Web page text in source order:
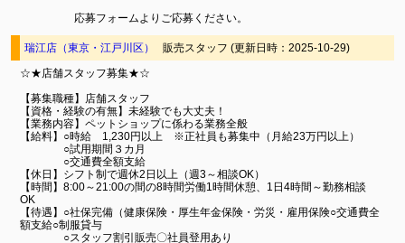
応募フォームよりご応募ください。
瑞江店（東京・江戸川区）
販売スタッフ (更新日時：2025-10-29)
☆★店舗スタッフ募集★☆
【募集職種】店舗スタッフ
【資格・経験の有無】未経験でも大丈夫！
【業務内容】ペットショップに係わる業務全般
【給料】○時給 1,230円以上 ※正社員も募集中（月給23万円以上）
○試用期間３カ月
○交通費全額支給
【休日】シフト制で週休2日以上（週3～相談OK）
【時間】8:00～21:00の間の8時間労働1時間休憩、1日4時間～勤務相談
OK
【待遇】○社保完備（健康保険・厚生年金保険・労災・雇用保険○交通費全
額支給○制服貸与
○スタッフ割引販売〇社員登用あり